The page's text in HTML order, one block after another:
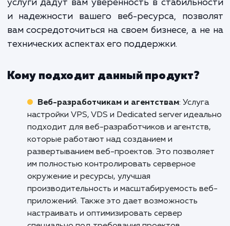
Поэтому профессиональная
и поддержка сервера - это не
услуга, это инвестиция в
Если вы готовы обеспечить своему
надежную работу,
высокую производительность, пришло
обратиться к профессионалам.
нами уже сегодня, чтобы обсудить
потребности и начать процесс